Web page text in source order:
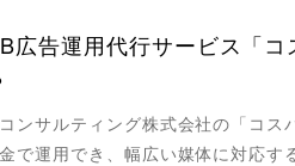
広告運用代行サービス「コ
ンサルティング株式会社の「コス
で運用でき、幅広い媒体に対応す